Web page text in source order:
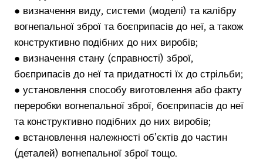
● визначення виду, системи (моделі) та калібру
вогнепальної зброї та боєприпасів до неї, а також
конструктивно подібних до них виробів;
● визначення стану (справності) зброї,
боєприпасів до неї та придатності їх до стрільби;
● установлення способу виготовлення або факту
переробки вогнепальної зброї, боєприпасів до неї
та конструктивно подібних до них виробів;
● встановлення належності об’єктів до частин
(деталей) вогнепальної зброї тощо.